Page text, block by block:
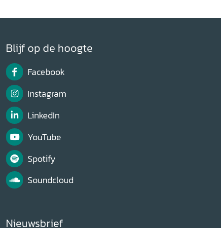
Blijf op de hoogte
Facebook
Instagram
LinkedIn
YouTube
Spotify
Soundcloud
Nieuwsbrief